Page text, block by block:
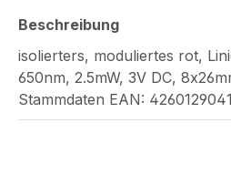
Beschreibung
isolierters, moduliertes rot,
650nm, 2.5mW, 3V DC,
Stammdaten EAN: